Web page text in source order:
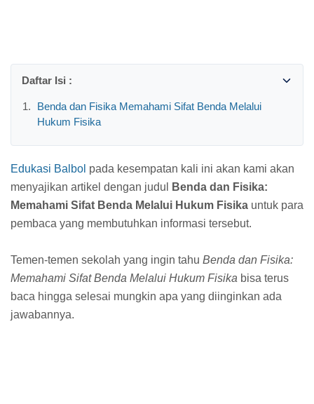
Benda dan Fisika Memahami Sifat Benda Melalui
Hukum Fisika
Edukasi Balbol pada kesempatan kali ini akan kami akan
menyajikan artikel dengan judul
Benda dan Fisika:
Memahami Sifat Benda Melalui Hukum Fisika untuk para
pembaca yang membutuhkan informasi tersebut.
Temen-temen sekolah yang ingin tahu Benda dan Fisika:
Memahami Sifat Benda Melalui Hukum Fisika bisa terus
baca hingga selesai mungkin apa yang diinginkan ada
jawabannya.